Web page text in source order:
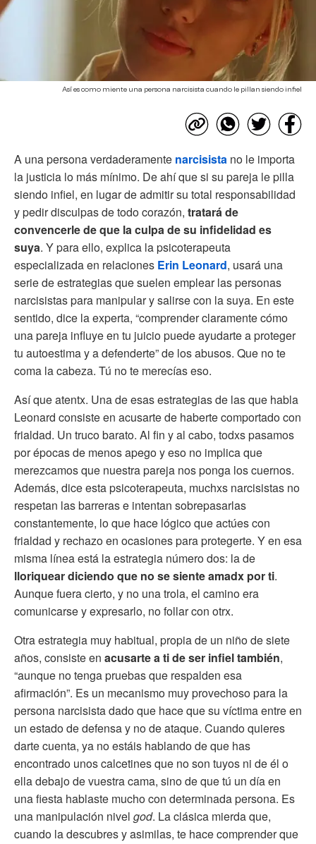
Así es como miente una persona narcisista cuando le pillan siendo infiel
A una persona verdaderamente narcisista no le importa
la justicia lo más mínimo. De ahí que si su pareja le pilla
siendo infiel, en lugar de admitir su total responsabilidad
y pedir disculpas de todo corazón, tratará de
convencerle de que la culpa de su infidelidad es
suya. Y para ello, explica la psicoterapeuta
especializada en relaciones Erin Leonard, usará una
serie de estrategias que suelen emplear las personas
narcisistas para manipular y salirse con la suya. En este
sentido, dice la experta, “comprender claramente cómo
una pareja influye en tu juicio puede ayudarte a proteger
tu autoestima y a defenderte” de los abusos. Que no te
coma la cabeza. Tú no te merecías eso.
Así que atentx. Una de esas estrategias de las que habla
Leonard consiste en acusarte de haberte comportado con
frialdad. Un truco barato. Al fin y al cabo, todxs pasamos
por épocas de menos apego y eso no implica que
merezcamos que nuestra pareja nos ponga los cuernos.
Además, dice esta psicoterapeuta, muchxs narcisistas no
respetan las barreras e intentan sobrepasarlas
constantemente, lo que hace lógico que actúes con
frialdad y rechazo en ocasiones para protegerte. Y en esa
misma línea está la estrategia número dos: la de
lloriquear diciendo que no se siente amadx por ti.
Aunque fuera cierto, y no una trola, el camino era
comunicarse y expresarlo, no follar con otrx.
Otra estrategia muy habitual, propia de un niño de siete
años, consiste en acusarte a ti de ser infiel también,
“aunque no tenga pruebas que respalden esa
afirmación”. Es un mecanismo muy provechoso para la
persona narcisista dado que hace que su víctima entre en
un estado de defensa y no de ataque. Cuando quieres
darte cuenta, ya no estáis hablando de que has
encontrado unos calcetines que no son tuyos ni de él o
ella debajo de vuestra cama, sino de que tú un día en
una fiesta hablaste mucho con determinada persona. Es
una manipulación nivel god. La clásica mierda que,
cuando la descubres y asimilas, te hace comprender que